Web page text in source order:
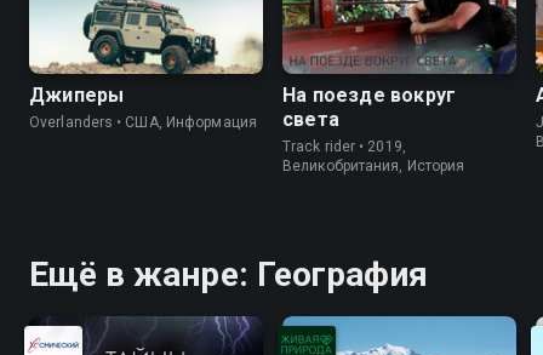
Джиперы
Overlanders • США, Информация
На поезде вокруг
света
Track rider • 2019,
Великобритания, История
Ещё в жанре: География